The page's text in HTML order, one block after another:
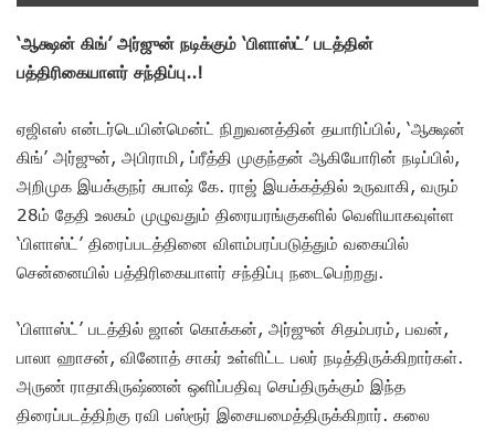
‘ஆக்ஷன் கிங்’ அர்ஜுன் நடிக்கும் ‘பிளாஸ்ட்’ படத்தின்
பத்திரிகையாளர் சந்திப்பு..!
ஏஜிஎஸ் என்டர்டெயின்மென்ட் நிறுவனத்தின் தயாரிப்பில், ‘ஆக்ஷன்
கிங்’ அர்ஜுன், அபிராமி, ப்ரீத்தி முகுந்தன் ஆகியோரின் நடிப்பில்,
அறிமுக இயக்குநர் சுபாஷ் கே. ராஜ் இயக்கத்தில் உருவாகி, வரும்
28ம் தேதி உலகம் முழுவதும் திரையரங்குகளில் வெளியாகவுள்ள
‘பிளாஸ்ட்’ திரைப்படத்தினை விளம்பரப்படுத்தும் வகையில்
சென்னையில் பத்திரிகையாளர் சந்திப்பு நடைபெற்றது.
‘பிளாஸ்ட்’ படத்தில் ஜான் கொக்கன், அர்ஜுன் சிதம்பரம், பவன்,
பாலா ஹாசன், வினோத் சாகர் உள்ளிட்ட பலர் நடித்திருக்கிறார்கள்.
அருண் ராதாகிருஷ்ணன் ஒளிப்பதிவு செய்திருக்கும் இந்த
திரைப்படத்திற்கு ரவி பஸ்ரூர் இசையமைத்திருக்கிறார். கலை